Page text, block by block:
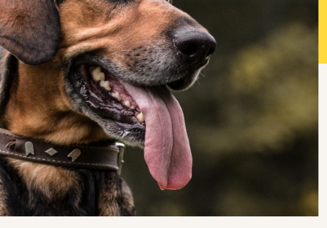
Projekte 2019
Projekte 2020
Projekte 2021
Projekte 2022
Projekte 2023
Projekte 2024
Organisation
Mitglied werden
Patenschaften
Katzen­futterplätze
Testament
Katzen vorlesen